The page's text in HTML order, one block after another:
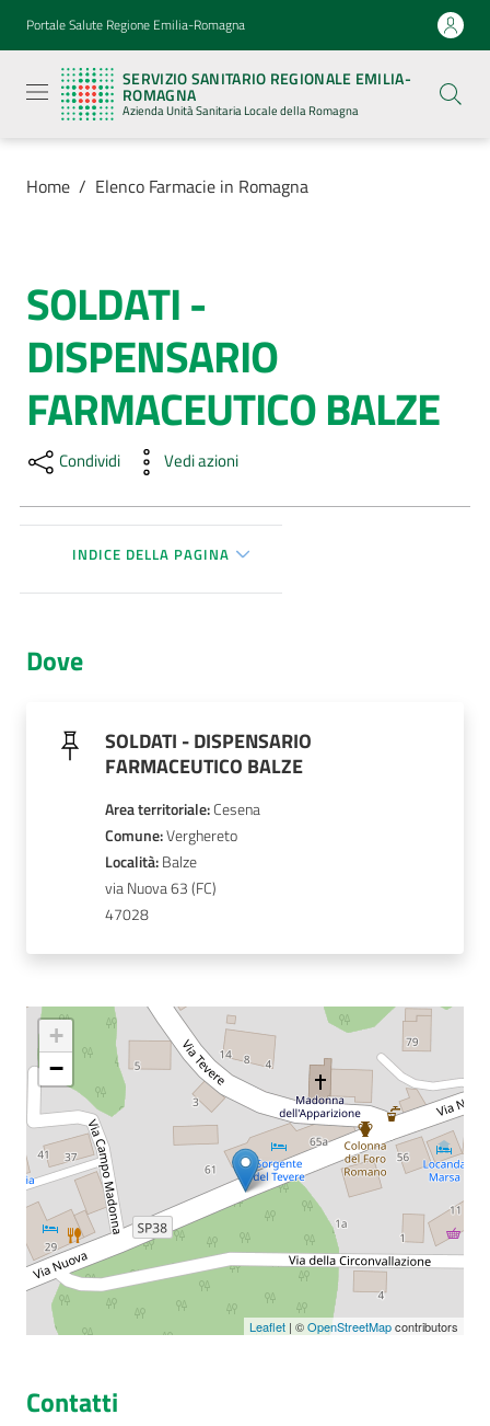
Vai al contenuto
Vai alla navigazione
Vai al footer
Portale Salute Regione Emilia-Romagna
SERVIZIO SANITARIO REGIONALE EMILIA-
ROMAGNA
Azienda Unità Sanitaria Locale della Romagna
Sanitario
Regionale
Emilia-
Romagna
Azienda
Sanitaria
Locale della
Azienda
Servizi
Luoghi
cura
AUSL
Comunica
Carta
e
Seguici
su
Home / Elenco Farmacie in Romagna
Salta al contenuto
SOLDATI -
DISPENSARIO
FARMACEUTICO BALZE
Condividi Vedi azioni
INDICE DELLA PAGINA
Dove
SOLDATI - DISPENSARIO
FARMACEUTICO BALZE
Area territoriale:Cesena
Comune: Verghereto
Località: Balze
via Nuova 63
47028
+
−
Leaflet | ©OpenStreetMapcontributors
Contatti